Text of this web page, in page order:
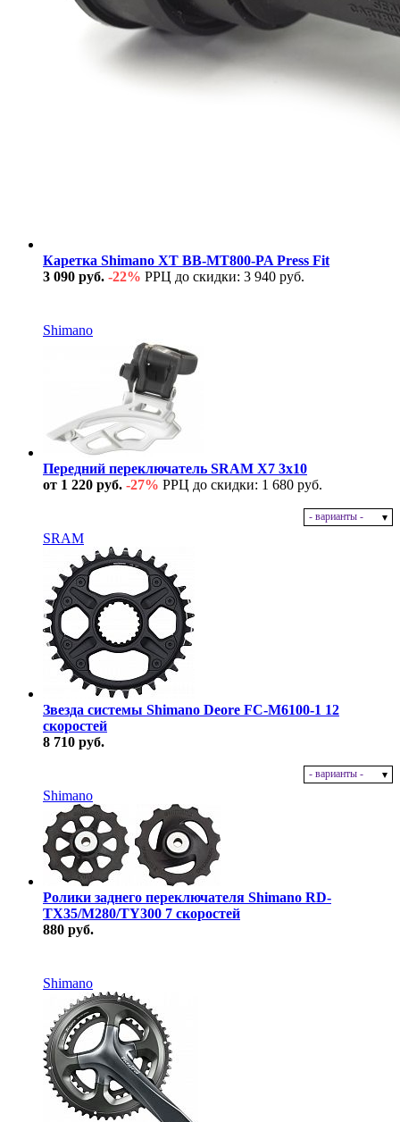
Каретка Shimano XT BB-MT800-PA Press Fit
3 090 руб. -22% РРЦ до скидки: 3 940 руб.
Shimano
Передний переключатель SRAM X7 3x10
от 1 220 руб. -27% РРЦ до скидки: 1 680 руб.
- варианты -
SRAM
Звезда системы Shimano Deore FC-M6100-1 12
скоростей
8 710 руб.
- варианты -
Shimano
Ролики заднего переключателя Shimano RD-
TX35/M280/TY300 7 скоростей
880 руб.
Shimano